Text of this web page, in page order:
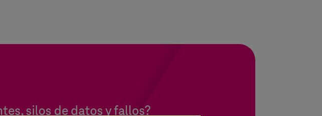
silos de datos y fallos?